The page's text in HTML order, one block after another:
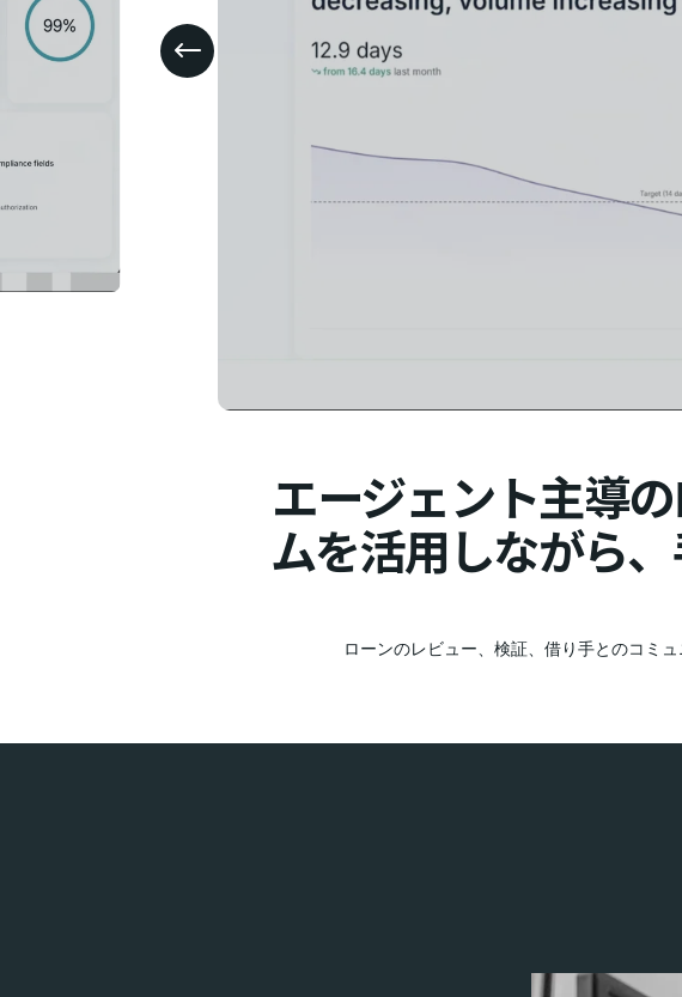
エージェント主導
ムを活用しながら
ローンのレビュー、検証、借り手とのコミ